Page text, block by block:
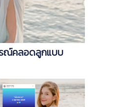
ณ์คลอดลูกแบบ